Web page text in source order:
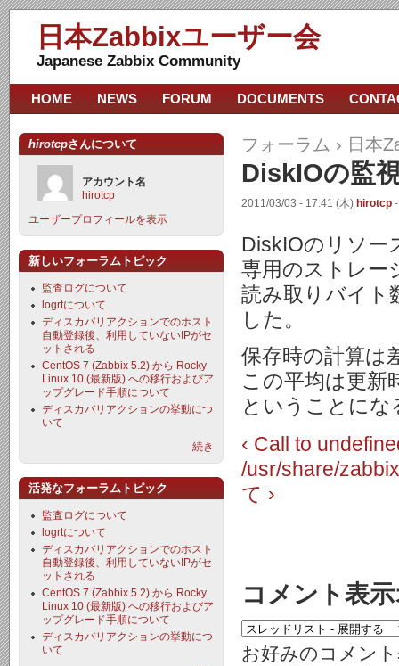
日本Zabbixユーザー会
Japanese Zabbix Community
フォーラム › 日本
DiskIOの監
2011/03/03 - 17:41 (木) hirotcp
DiskIOのリソー
専用のストレー
読み取りバイト
した。
保存時の計算は
この平均は更新
ということに
‹ Call to
/usr/share/
て ›
コメント表
お好みのコメン
HOME NEWS FORUM DOCUMENTS
hirotcpさんについて
アカウント名
hirotcp
ユーザープロフィールを表示
新しいフォーラムトピック
監査ログについて
logrtについて
ディスカバリアクションでのホスト
自動登録後、利用していないIPがセ
ットされる
CentOS 7 (Zabbix 5.2) から Rocky
Linux 10 (最新版) への移行およびア
ップグレード手順について
ディスカバリアクションの挙動につ
いて
続き
活発なフォーラムトピック
監査ログについて
logrtについて
ディスカバリアクションでのホスト
自動登録後、利用していないIPがセ
ットされる
CentOS 7 (Zabbix 5.2) から Rocky
Linux 10 (最新版) への移行およびア
ップグレード手順について
ディスカバリアクションの挙動につ
いて